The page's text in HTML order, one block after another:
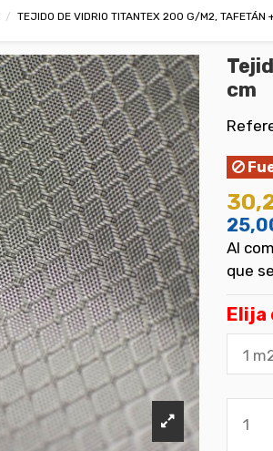
TEJIDO DE VIDRIO TITANTEX 200 G/M2, TAFETÁN
cm
Al
que
Elija